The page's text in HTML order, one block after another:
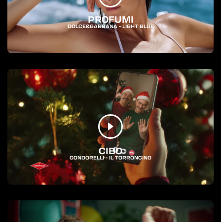
PROFUMI
DOLCE&GABBANA - LIGHT BLUE
CIBO
CONDORELLI - IL TORRONCINO